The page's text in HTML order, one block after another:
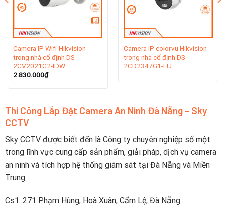
Tại Sao Nên Chọn Combo Trọn Bộ 16 Camera
Hikvision?
Giám Sát Toàn Diện:Bộ camera 16 mắtcho phép bao
phủ rộng rãi, giúp bạn dễ dàng giám sát tất cả các khu
vực quan trọng trong không gian của bạn.
Độ Phân Giải Cao: Với camera 4.0MP (2560×1440
Camera IP Wifi Hikvision
trong nhà cố định DS-
2CV2021G2-IDW
2.830.000₫
Camera IP colorvu Hikvision
trong nhà cố định DS-
2CD2347G1-LU
Thi Công Lắp Đặt Camera An Ninh Đà Nẵng - Sky
CCTV
Sky CCTV được biết đến là Công ty chuyên nghiệp số một
trong lĩnh vực cung cấp sản phẩm, giải pháp, dịch vụ camera
an ninh và tích hợp hệ thống giám sát tại Đà Nẵng và Miền
Trung
Cs1: 271 Phạm Hùng, Hoà Xuân, Cẩm Lệ, Đà Nẵng